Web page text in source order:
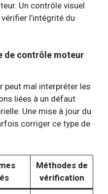
Un contrôle visuel
l’intégrité du
de contrôle moteur
peut mal interpréter les
liées à un défaut
Une mise à jour du
corriger ce type de
Méthodes de
vérification